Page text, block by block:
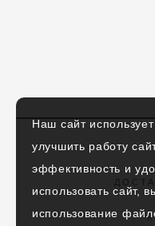
Наш сайт
улучшить работу
эффективность и
использовать сайт,
использование